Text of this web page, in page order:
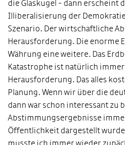
die Glaskugel - dann erscheint
Illiberalisierung der
Szenario. Der wirtschaftliche
Herausforderung. Die enorme
Währung eine weitere. Das
Katastrophe ist natürlich
Herausforderung. Das alles
Planung. Wenn wir über die
dann war schon interessant zu
Abstimmungsergebnisse
Öffentlichkeit dargestellt